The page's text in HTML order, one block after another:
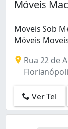
Móveis
Moveis Sob
Móveis
Rua 22 de
Ver Tel